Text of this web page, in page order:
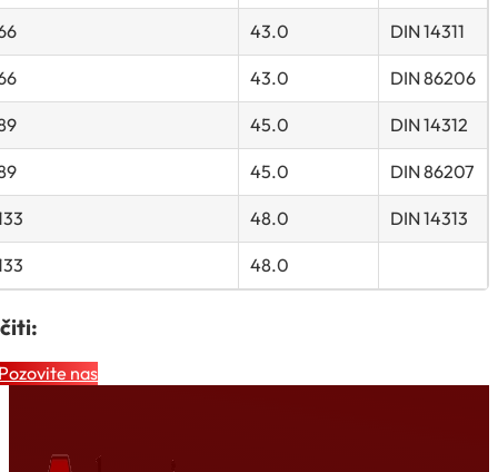
43.0 DIN 14311
43.0 DIN 86206
45.0 DIN 14312
45.0 DIN 86207
48.0 DIN 14313
48.0
nas